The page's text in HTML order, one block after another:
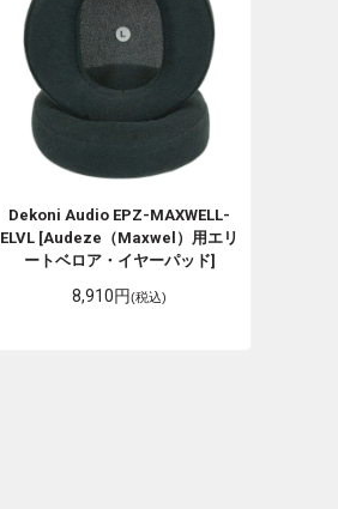
Dekoni Audio EPZ-MAXWELL-
ELVL [Audeze（Maxwel）用エリ
ートベロア・イヤーパッド]
8,910円(税込)